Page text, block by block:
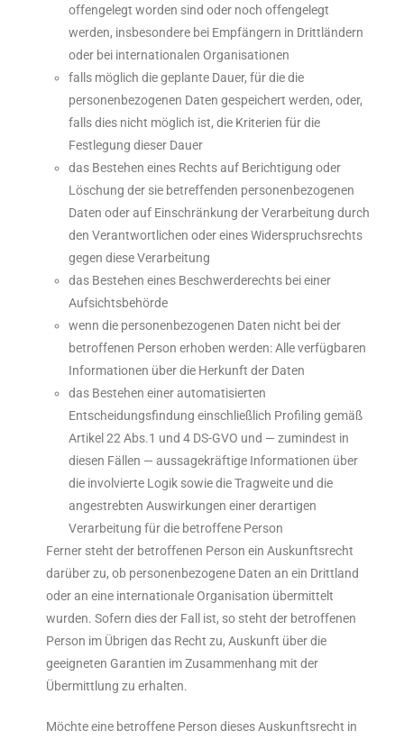
offengelegt worden sind oder noch offengelegt
werden, insbesondere bei Empfängern in Drittländern
oder bei internationalen Organisationen
falls möglich die geplante Dauer, für die die
personenbezogenen Daten gespeichert werden, oder,
falls dies nicht möglich ist, die Kriterien für die
Festlegung dieser Dauer
das Bestehen eines Rechts auf Berichtigung oder
Löschung der sie betreffenden personenbezogenen
Daten oder auf Einschränkung der Verarbeitung durch
den Verantwortlichen oder eines Widerspruchsrechts
gegen diese Verarbeitung
das Bestehen eines Beschwerderechts bei einer
Aufsichtsbehörde
wenn die personenbezogenen Daten nicht bei der
betroffenen Person erhoben werden: Alle verfügbaren
Informationen über die Herkunft der Daten
das Bestehen einer automatisierten
Entscheidungsfindung einschließlich Profiling gemäß
Artikel 22 Abs.1 und 4 DS-GVO und — zumindest in
diesen Fällen — aussagekräftige Informationen über
die involvierte Logik sowie die Tragweite und die
angestrebten Auswirkungen einer derartigen
Verarbeitung für die betroffene Person
Ferner steht der betroffenen Person ein Auskunftsrecht
darüber zu, ob personenbezogene Daten an ein Drittland
oder an eine internationale Organisation übermittelt
wurden. Sofern dies der Fall ist, so steht der betroffenen
Person im Übrigen das Recht zu, Auskunft über die
geeigneten Garantien im Zusammenhang mit der
Übermittlung zu erhalten.
Möchte eine betroffene Person dieses Auskunftsrecht in